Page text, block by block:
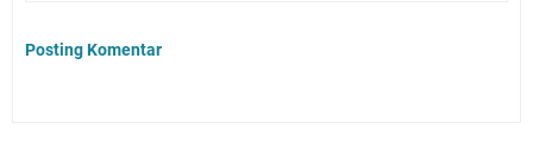
Posting Komentar